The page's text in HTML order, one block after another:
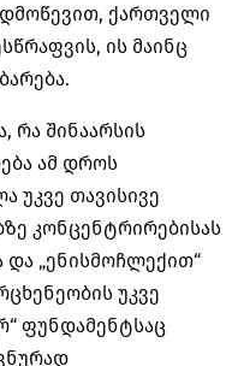
ქართველი
ის მაინც
რა შინაარსის
ამ დროს
უკვე თავისივე
კონცენტრირებისას
„ენისმოჩლექით“
უკვე
ფუნდამენტსაც